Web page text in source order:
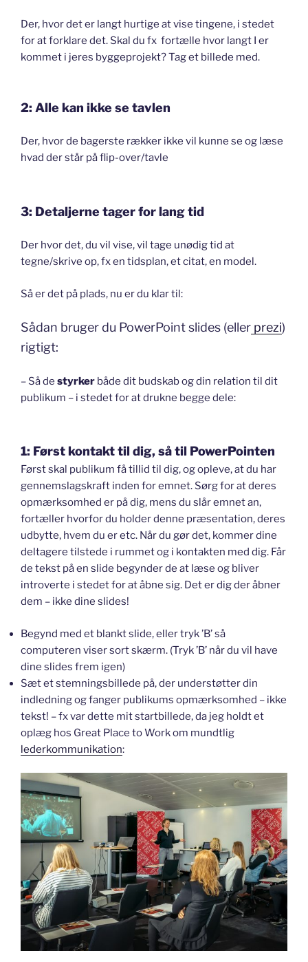
Der, hvor det er langt hurtige at vise tingene, i stedet
for at forklare det. Skal du fx fortælle hvor langt I er
kommet i jeres byggeprojekt? Tag et billede med.
2: Alle kan ikke se tavlen
Der, hvor de bagerste rækker ikke vil kunne se og læse
hvad der står på flip-over/tavle
3: Detaljerne tager for lang tid
Der hvor det, du vil vise, vil tage unødig tid at
tegne/skrive op, fx en tidsplan, et citat, en model.
Så er det på plads, nu er du klar til:
Sådan bruger du PowerPoint slides (eller prezi)
rigtigt:
– Så de styrker både dit budskab og din relation til dit
publikum – i stedet for at drukne begge dele:
1: Først kontakt til dig, så til PowerPointen
Først skal publikum få tillid til dig, og opleve, at du har
gennemslagskraft inden for emnet. Sørg for at deres
opmærksomhed er på dig, mens du slår emnet an,
fortæller hvorfor du holder denne præsentation, deres
udbytte, hvem du er etc. Når du gør det, kommer dine
deltagere tilstede i rummet og i kontakten med dig. Får
de tekst på en slide begynder de at læse og bliver
introverte i stedet for at åbne sig. Det er dig der åbner
dem – ikke dine slides!
Begynd med et blankt slide, eller tryk ’B’ så
computeren viser sort skærm. (Tryk ’B’ når du vil have
dine slides frem igen)
Sæt et stemningsbillede på, der understøtter din
indledning og fanger publikums opmærksomhed – ikke
tekst! – fx var dette mit startbillede, da jeg holdt et
oplæg hos Great Place to Work om mundtlig
lederkommunikation: